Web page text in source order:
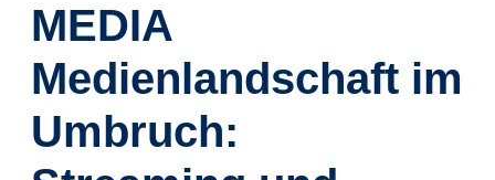
MEDIA
Medienlandschaft im
Umbruch: